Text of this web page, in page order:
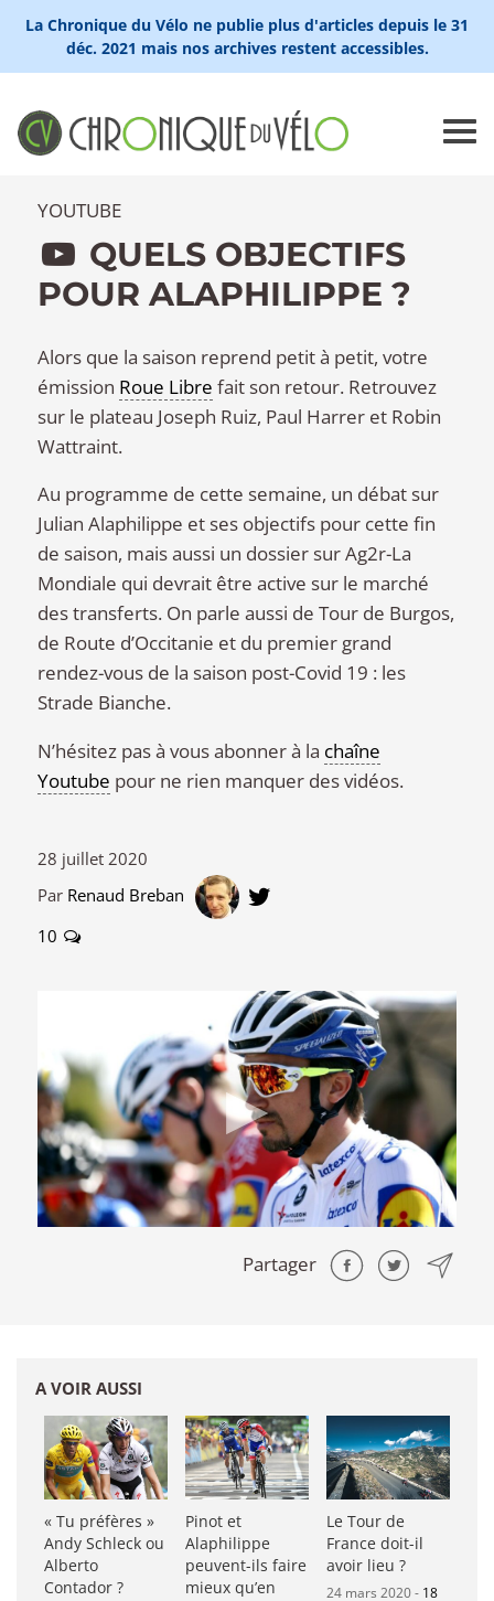
La Chronique du Vélo ne publie plus d'articles depuis le 31
déc. 2021 mais nos archives restent accessibles.
YOUTUBE
QUELS OBJECTIFS
POUR ALAPHILIPPE ?
Alors que la saison reprend petit à petit, votre
émission Roue Libre fait son retour. Retrouvez
sur le plateau Joseph Ruiz, Paul Harrer et Robin
Wattraint.
Au programme de cette semaine, un débat sur
Julian Alaphilippe et ses objectifs pour cette fin
de saison, mais aussi un dossier sur Ag2r-La
Mondiale qui devrait être active sur le marché
des transferts. On parle aussi de Tour de Burgos,
de Route d’Occitanie et du premier grand
rendez-vous de la saison post-Covid 19 : les
Strade Bianche.
N’hésitez pas à vous abonner à la chaîne
Youtube pour ne rien manquer des vidéos.
28 juillet 2020
Par Renaud Breban
10
Partager
A VOIR AUSSI
« Tu préfères »
Andy Schleck ou
Alberto
Contador ?
Pinot et
Alaphilippe
peuvent-ils faire
mieux qu’en
Le Tour de
France doit-il
avoir lieu ?
24 mars 2020 - 18